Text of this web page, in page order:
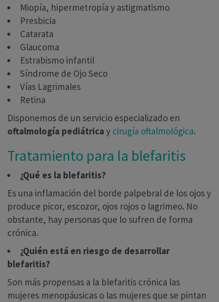
Miopía, hipermetropía y astigmatismo
Presbicia
Catarata
Glaucoma
Estrabismo infantil
Síndrome de Ojo Seco
Vías Lagrimales
Retina
Disponemos de un servicio especializado en
oftalmología pediátrica y cirugía oftalmológica.
Tratamiento para la blefaritis
¿Qué es la blefaritis?
Es una inflamación del borde palpebral de los ojos y
produce picor, escozor, ojos rojos o lagrimeo. No
obstante, hay personas que lo sufren de forma
crónica.
¿Quién está en riesgo de desarrollar
blefaritis?
Son más propensas a la blefaritis crónica las
mujeres menopáusicas o las mujeres que se pintan